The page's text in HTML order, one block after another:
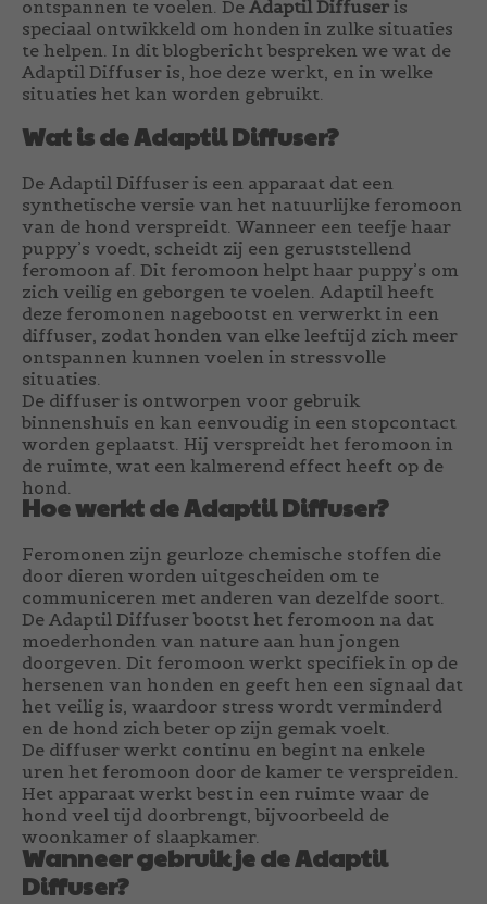
ontspannen te voelen. De Adaptil Diffuser is
speciaal ontwikkeld om honden in zulke situaties
te helpen. In dit blogbericht bespreken we wat de
Adaptil Diffuser is, hoe deze werkt, en in welke
situaties het kan worden gebruikt.
Wat is de Adaptil Diffuser?
De Adaptil Diffuser is een apparaat dat een
synthetische versie van het natuurlijke feromoon
van de hond verspreidt. Wanneer een teefje haar
puppy’s voedt, scheidt zij een geruststellend
feromoon af. Dit feromoon helpt haar puppy’s om
zich veilig en geborgen te voelen. Adaptil heeft
deze feromonen nagebootst en verwerkt in een
diffuser, zodat honden van elke leeftijd zich meer
ontspannen kunnen voelen in stressvolle
situaties.
De diffuser is ontworpen voor gebruik
binnenshuis en kan eenvoudig in een stopcontact
worden geplaatst. Hij verspreidt het feromoon in
de ruimte, wat een kalmerend effect heeft op de
hond.
Hoe werkt de Adaptil Diffuser?
Feromonen zijn geurloze chemische stoffen die
door dieren worden uitgescheiden om te
communiceren met anderen van dezelfde soort.
De Adaptil Diffuser bootst het feromoon na dat
moederhonden van nature aan hun jongen
doorgeven. Dit feromoon werkt specifiek in op de
hersenen van honden en geeft hen een signaal dat
het veilig is, waardoor stress wordt verminderd
en de hond zich beter op zijn gemak voelt.
De diffuser werkt continu en begint na enkele
uren het feromoon door de kamer te verspreiden.
Het apparaat werkt best in een ruimte waar de
hond veel tijd doorbrengt, bijvoorbeeld de
woonkamer of slaapkamer.
Wanneer gebruik je de Adaptil
Diffuser?